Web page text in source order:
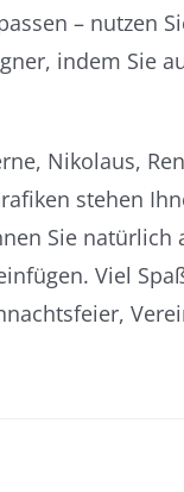
– nutzen
indem Sie
Nikolaus,
stehen
Sie natürlich
Viel